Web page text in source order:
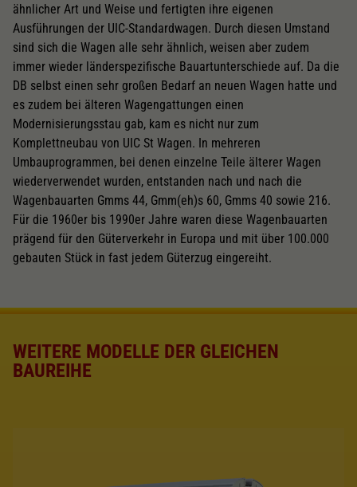
ähnlicher Art und Weise und fertigten ihre eigenen
Ausführungen der UIC-Standardwagen. Durch diesen Umstand
sind sich die Wagen alle sehr ähnlich, weisen aber zudem
immer wieder länderspezifische Bauartunterschiede auf. Da die
DB selbst einen sehr großen Bedarf an neuen Wagen hatte und
es zudem bei älteren Wagengattungen einen
Modernisierungsstau gab, kam es nicht nur zum
Komplettneubau von UIC St Wagen. In mehreren
Umbauprogrammen, bei denen einzelne Teile älterer Wagen
wiederverwendet wurden, entstanden nach und nach die
Wagenbauarten Gmms 44, Gmm(eh)s 60, Gmms 40 sowie 216.
Für die 1960er bis 1990er Jahre waren diese Wagenbauarten
prägend für den Güterverkehr in Europa und mit über 100.000
gebauten Stück in fast jedem Güterzug eingereiht.
WEITERE MODELLE DER GLEICHEN
BAUREIHE